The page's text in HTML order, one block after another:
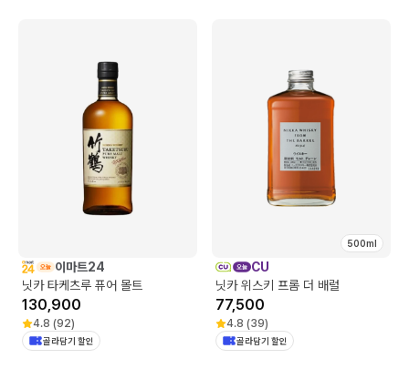
이마트24
닛카 타케츠루 퓨어 몰트
130,900
4.8 (92)
골라담기 할인
500ml
CU
닛카 위스키 프롬 더 배럴
77,500
4.8 (39)
골라담기 할인